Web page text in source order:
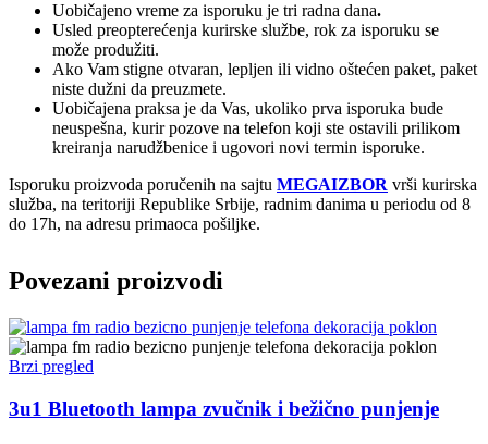
Uobičajeno vreme za isporuku je tri radna dana.
Usled preopterećenja kurirske službe, rok za isporuku se
može produžiti.
Ako Vam stigne otvaran, lepljen ili vidno oštećen paket, paket
niste dužni da preuzmete.
Uobičajena praksa je da Vas, ukoliko prva isporuka bude
neuspešna, kurir pozove na telefon koji ste ostavili prilikom
kreiranja narudžbenice i ugovori novi termin isporuke.
Isporuku proizvoda poručenih na sajtu MEGAIZBOR vrši kurirska
služba, na teritoriji Republike Srbije, radnim danima u periodu od 8
do 17h, na adresu primaoca pošiljke.
Povezani proizvodi
Brzi pregled
3u1 Bluetooth lampa zvučnik i bežično punjenje